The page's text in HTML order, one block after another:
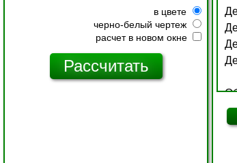
в цвете
черно-белый чертеж
расчет в новом окне